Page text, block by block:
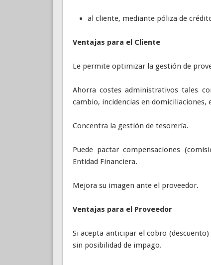
al cliente, mediante póliza de
Ventajas para el Cliente
Le permite optimizar la gestión de
Ahorra costes administrativos tales
cambio, incidencias en domiciliaciones,
Concentra la gestión de tesorería.
Puede pactar compensaciones
Entidad Financiera.
Mejora su imagen ante el proveedor.
Ventajas para el Proveedor
Si acepta anticipar el cobro
sin posibilidad de impago.